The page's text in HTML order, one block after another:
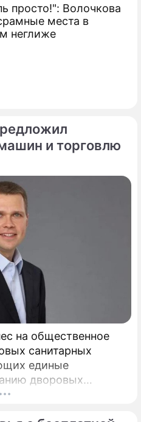
просто!": Волочкова
места в
неглиже
и торговлю
на общественное
санитарных
единые
дворовых